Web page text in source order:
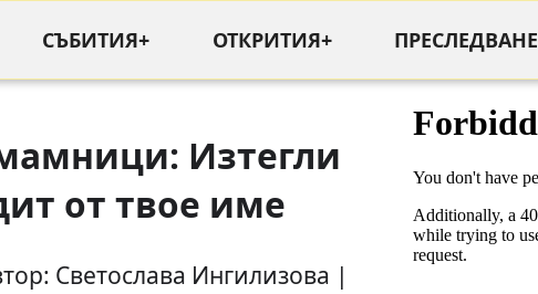
СЪБИТИЯ+ ОТКРИТИЯ+ ПРЕСЛЕДВАНЕ
Изтегли
от твое име
Светослава Ингилизова |